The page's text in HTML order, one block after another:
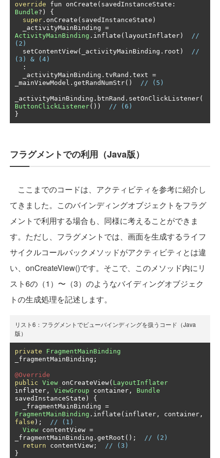
override fun onCreate ( savedInstanceState :
Bundle?)
{
super . onCreate ( savedInstanceState )
  _activityMainBinding
=
ActivityMainBinding . inflate ( layoutInflater )
//
(2)
  setContentView
( _activityMainBinding . root )
//
(3) & (4)
:
  _activityMainBinding
. tvRand . text =
_mainViewModel . getRandNumStr() // (5)
_activityMainBinding . btnRand . setOnClickListener(
ButtonClickListener())
// (6)
}
フラグメントでの利用（Java版）
ここまでのコードは、アクティビティを参考に紹介し
てきました。このバインディングオブジェクトをフラグ
メントで利用する場合も、同様に考えることができま
す。ただし、フラグメントでは、画面を生成するライフ
サイクルコールバックメソッドがアクティビティとは違
い、onCreateView()です。そこで、このメソッド内にリ
スト6の（1）〜（3）のようなバイディングオブジェク
トの生成処理を記述します。
リスト6：フラグメントでビューバインディングを扱うコード（Java
版）
private
FragmentMainBinding
_fragmentMainBinding ;
@Override
public View onCreateView( LayoutInflater
inflater , ViewGroup container ,
Bundle
savedInstanceState )
{
  _fragmentMainBinding
=
FragmentMainBinding . inflate ( inflater , container ,
false );
// (1)
View contentView =
_fragmentMainBinding . getRoot ();
// (2)
return contentView ;
// (3)
}